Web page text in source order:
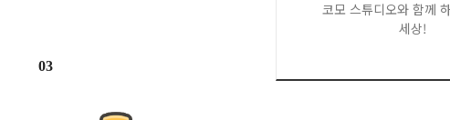
03
코모 스튜디오와 함께
세상!